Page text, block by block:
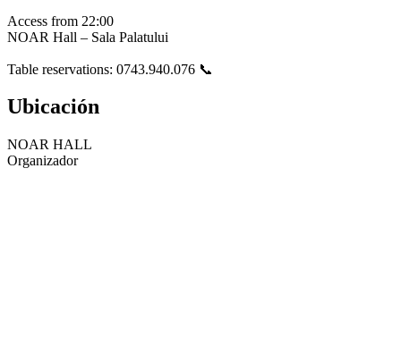
Access from 22:00
NOAR Hall – Sala Palatului
Table reservations: 0743.940.076 📞
Ubicación
NOAR HALL
Organizador